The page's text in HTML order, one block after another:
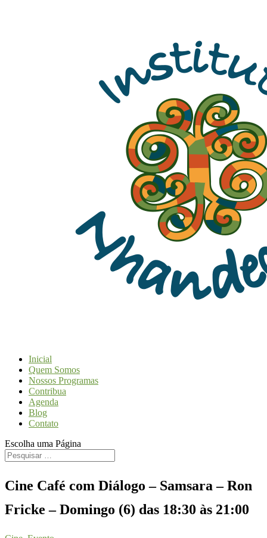
Inicial
Quem Somos
Nossos Programas
Contribua
Agenda
Blog
Contato
Escolha uma Página
Cine Café com Diálogo – Samsara – Ron
Fricke – Domingo (6) das 18:30 às 21:00